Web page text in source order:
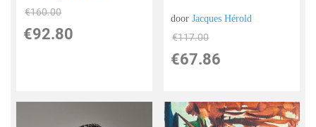
€160.00
€92.80
doorJacques Hérold
€117.00
€67.86